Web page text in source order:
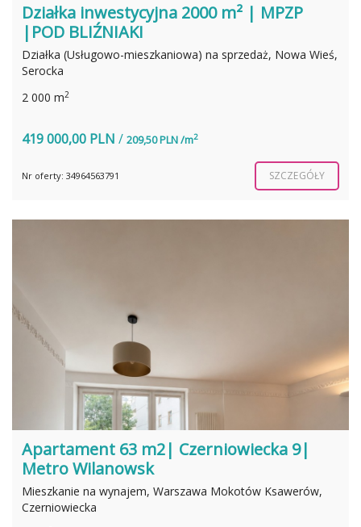
Działka inwestycyjna 2000 m² | MPZP
|POD BLIŹNIAKI
Działka (Usługowo-mieszkaniowa) na sprzedaż, Nowa Wieś,
Serocka
2 000 m2
419 000,00 PLN / 209,50 PLN /m2
Nr oferty: 34964563791 SZCZEGÓŁY
Apartament 63 m2| Czerniowiecka 9|
Metro Wilanowsk
Mieszkanie na wynajem, Warszawa Mokotów Ksawerów,
Czerniowiecka